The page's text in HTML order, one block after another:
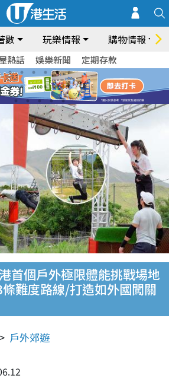
數 玩樂情報 購物情報
熱話 娛樂新聞 定期存款
首個戶外極限體能挑戰場地
難度路線/打造如外國闖關
戶外郊遊